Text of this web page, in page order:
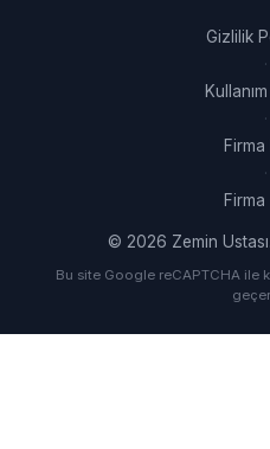
Gizlilik
·
·
Firma
·
Firma
© 2026 Zemin Ustası.
Bu site Google reCAPTCHA ile